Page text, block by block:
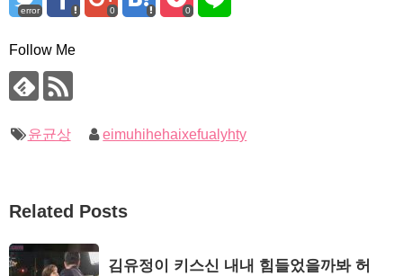
error 0 0
Follow Me
윤균상 eimuhihehaixefualyhty
Related Posts
김유정이 키스신 내내 힘들었을까봐 허